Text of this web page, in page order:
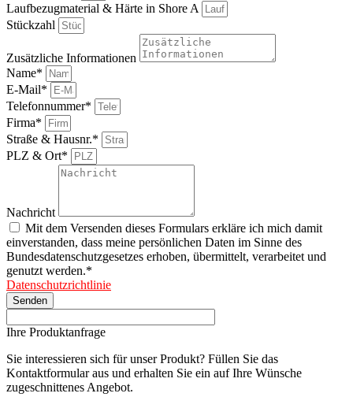
Laufbezugmaterial & Härte in Shore A
Stückzahl
Zusätzliche Informationen
Name*
E-Mail*
Telefonnummer*
Firma*
Straße & Hausnr.*
PLZ & Ort*
Nachricht
Mit dem Versenden dieses Formulars erkläre ich mich damit
einverstanden, dass meine persönlichen Daten im Sinne des
Bundesdatenschutzgesetzes erhoben, übermittelt, verarbeitet und
genutzt werden.*
Datenschutzrichtlinie
Senden
Ihre Produktanfrage
Sie interessieren sich für unser Produkt? Füllen Sie das
Kontaktformular aus und erhalten Sie ein auf Ihre Wünsche
zugeschnittenes Angebot.